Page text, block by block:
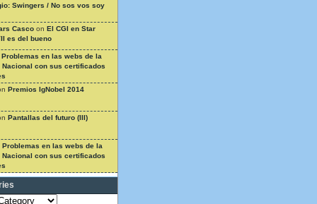
Swingers / No sos vos soy
Casco on El CGI en Star
es del bueno
Problemas en las webs de la
Nacional con sus certificados
Premios IgNobel 2014
Pantallas del futuro (III)
Problemas en las webs de la
Nacional con sus certificados